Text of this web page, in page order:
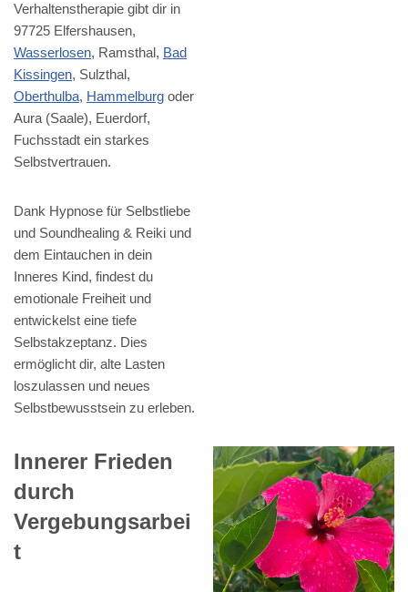
Verhaltenstherapie gibt dir in
97725 Elfershausen,
Wasserlosen, Ramsthal, Bad
Kissingen, Sulzthal,
Oberthulba, Hammelburg oder
Aura (Saale), Euerdorf,
Fuchsstadt ein starkes
Selbstvertrauen.
Dank Hypnose für Selbstliebe
und Soundhealing & Reiki und
dem Eintauchen in dein
Inneres Kind, findest du
emotionale Freiheit und
entwickelst eine tiefe
Selbstakzeptanz. Dies
ermöglicht dir, alte Lasten
loszulassen und neues
Selbstbewusstsein zu erleben.
Innerer Frieden
durch
Vergebungsarbei
t